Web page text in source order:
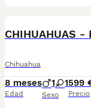
CHIHUAHUAS -
Chihuahua
8 meses
Edad
1 1
Sexo
599
Precio